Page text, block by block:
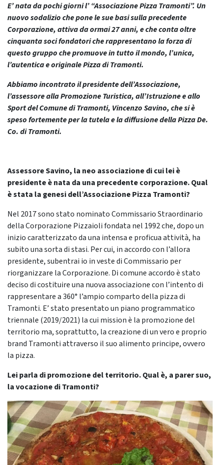
E’ nata da pochi giorni l’ “Associazione Pizza Tramonti”. Un
nuovo sodalizio che pone le sue basi sulla precedente
Corporazione, attiva da ormai 27 anni, e che conta oltre
cinquanta soci fondatori che rappresentano la forza di
questo gruppo che promuove in tutto il mondo, l’unica,
l’autentica e originale Pizza di Tramonti.
Abbiamo incontrato il presidente dell’Associazione,
l’assessore alla Promozione Turistica, all’Istruzione e allo
Sport del Comune di Tramonti, Vincenzo Savino, che si è
speso fortemente per la tutela e la diffusione della Pizza De.
Co. di Tramonti.
Assessore Savino, la neo associazione di cui lei è
presidente è nata da una precedente corporazione. Qual
è stata la genesi dell’Associazione Pizza Tramonti?
Nel 2017 sono stato nominato Commissario Straordinario
della Corporazione Pizzaioli fondata nel 1992 che, dopo un
inizio caratterizzato da una intensa e proficua attività, ha
subito una sorta di stasi. Per cui, in accordo con l’allora
presidente, subentrai io in veste di Commissario per
riorganizzare la Corporazione. Di comune accordo è stato
deciso di costituire una nuova associazione con l’intento di
rappresentare a 360° l’ampio comparto della pizza di
Tramonti. E’ stato presentato un piano programmatico
triennale (2019/2021) la cui mission è la promozione del
territorio ma, soprattutto, la creazione di un vero e proprio
brand Tramonti attraverso il suo alimento principe, ovvero
la pizza.
Lei parla di promozione del territorio. Qual è, a parer suo,
la vocazione di Tramonti?